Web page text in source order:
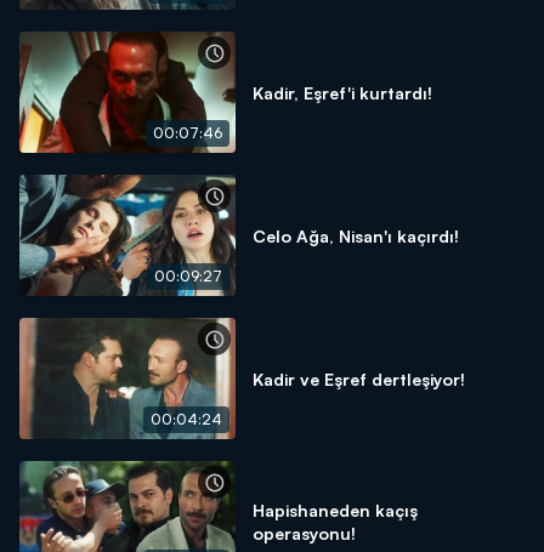
00:07:46
Kadir, Eşref'i kurtardı!
00:09:27
Celo Ağa, Nisan'ı kaçırdı!
00:04:24
Kadir ve Eşref dertleşiyor!
Hapishaneden kaçış
operasyonu!